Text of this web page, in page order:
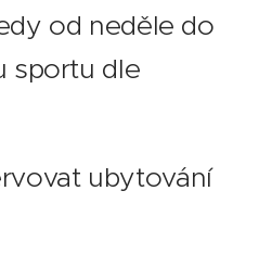
od neděle do
sportu dle
ubytování